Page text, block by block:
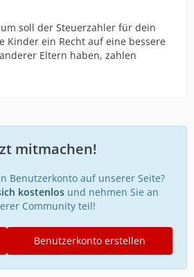
soll der Steuerzahler für dein
Kinder ein Recht auf eine bessere
Eltern haben, zahlen
mitmachen!
Benutzerkonto auf unserer Seite?
kostenlosund nehmen Sie an
Community teil!
Benutzerkonto erstellen